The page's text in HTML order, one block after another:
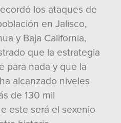
los ataques de
en Jalisco,
y Baja California,
que la estrategia
para nada y que la
alcanzado niveles
de 130 mil
este será el sexenio